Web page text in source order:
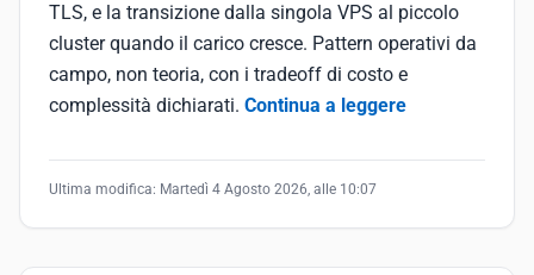
TLS, e la transizione dalla singola VPS al piccolo
cluster quando il carico cresce. Pattern operativi da
campo, non teoria, con i tradeoff di costo e
complessità dichiarati. Continua a leggere
Ultima modifica: Martedì 4 Agosto 2026, alle 10:07